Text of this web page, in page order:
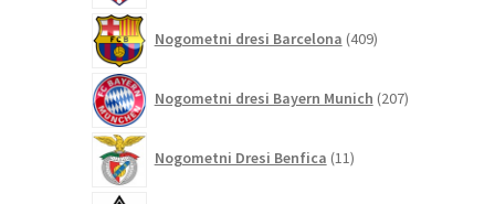
Nogometni dresi Barcelona 409izdelkov
Nogometni dresi Bayern Munich 207izdelkov
Nogometni Dresi Benfica 11izdelkov